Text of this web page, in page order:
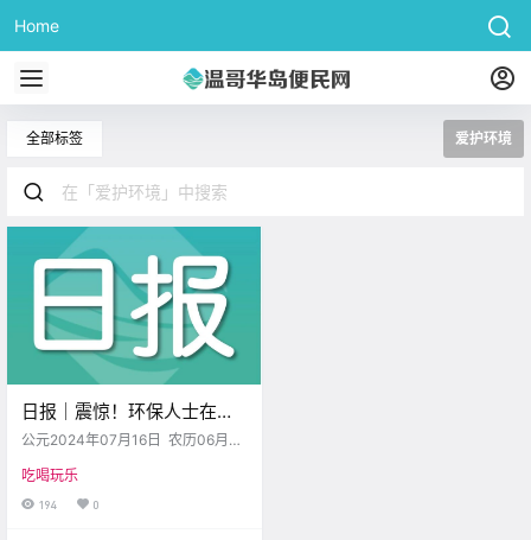
Home
全部标签 爱护环境
日报｜震惊！环保人士在
Langford一次捡起3000+的
公元2024年07月16日 农历06月
历 > 维多利亚本周气象预报（华氏
吃喝玩乐
194 0